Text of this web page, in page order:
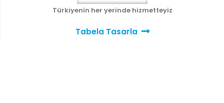
Türkiyenin her yerinde hizmetteyiz
Tabela Tasarla